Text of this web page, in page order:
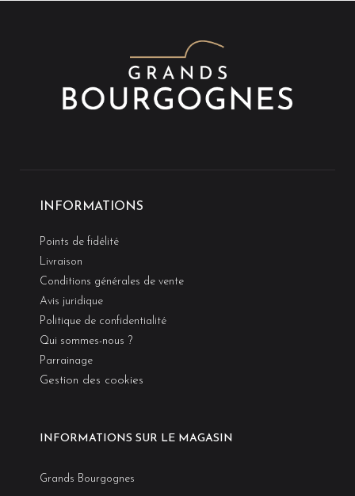
INFORMATIONS
Points de fidélité
Livraison
Conditions générales de vente
Avis juridique
Politique de confidentialité
Qui sommes-nous ?
Parrainage
Gestion des cookies
INFORMATIONS SUR LE MAGASIN
Grands Bourgognes